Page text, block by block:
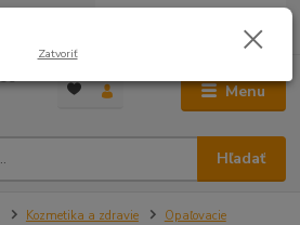
Menu
Hľadať
0,00 €
Kozmetika a zdravie
Opaľovacie
Zatvoriť